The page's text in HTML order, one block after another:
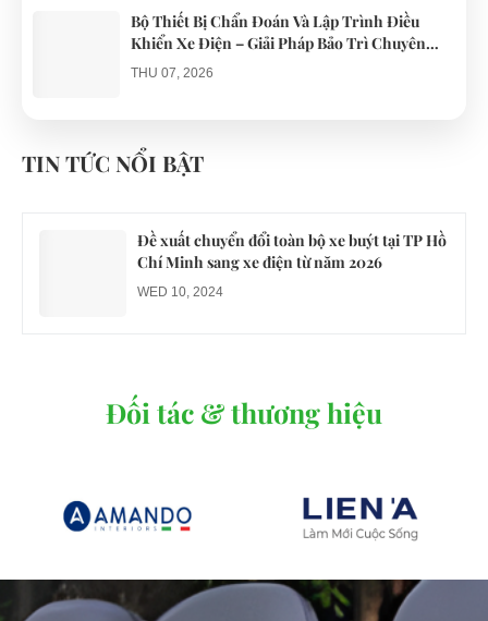
Bộ Thiết Bị Chẩn Đoán Và Lập Trình Điều
Khiển Xe Điện – Giải Pháp Bảo Trì Chuyên
Nghiệp
THU 07, 2026
gổ khi đón du khách ở Quy Nhơn
TIN TỨC NỔI BẬT
Đề xuất chuyển đổi toàn bộ xe buýt tại TP Hồ
Chí Minh sang xe điện từ năm 2026
WED 10, 2024
Đối tác & thương hiệu